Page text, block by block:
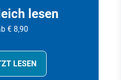
lesen
€ 8,90
LESEN